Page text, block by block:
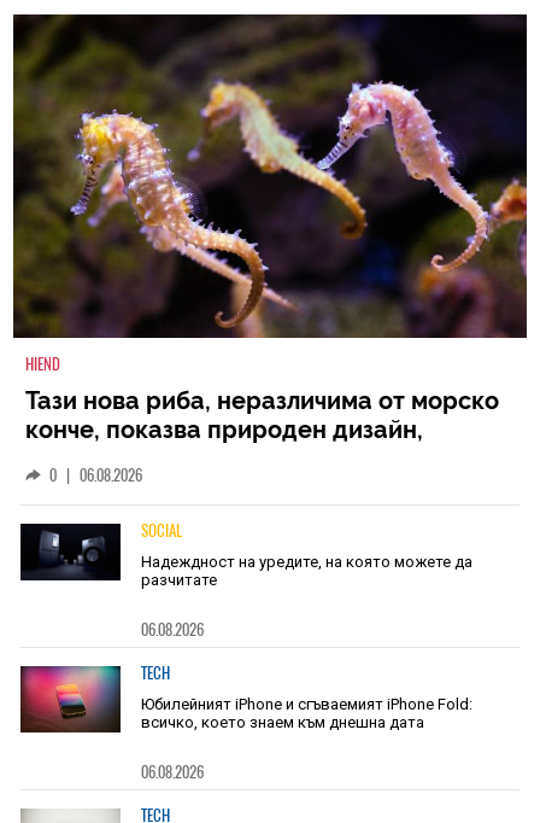
HIEND
Тази нова риба, неразличима от морско
конче, показва природен дизайн,
0 | 06.08.2026
SOCIAL
Надеждност на уредите, на която можете да
разчитате
06.08.2026
TECH
Юбилейният iPhone и сгъваемият iPhone Fold:
всичко, което знаем към днешна дата
06.08.2026
TECH